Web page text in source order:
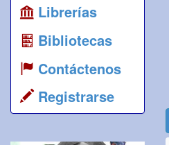
Librerías
Bibliotecas
Contáctenos
Registrarse